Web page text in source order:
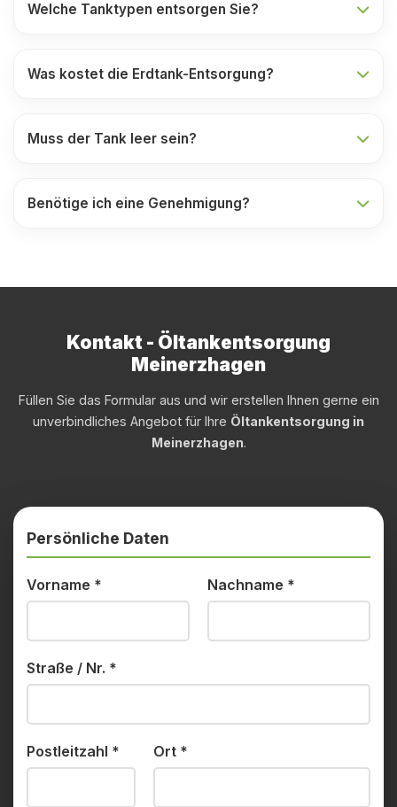
Welche Tanktypen entsorgen Sie?
Was kostet die Erdtank-Entsorgung?
Muss der Tank leer sein?
Benötige ich eine Genehmigung?
Kontakt - Öltankentsorgung
Meinerzhagen
Füllen Sie das Formular aus und wir erstellen Ihnen gerne ein
unverbindliches Angebot für Ihre Öltankentsorgung in
Meinerzhagen.
Persönliche Daten
Vorname * Nachname *
Straße / Nr. *
Postleitzahl * Ort *